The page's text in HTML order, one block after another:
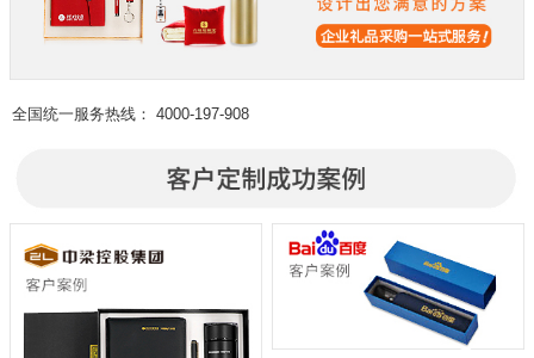
全国统一服务热线： 4000-197-908